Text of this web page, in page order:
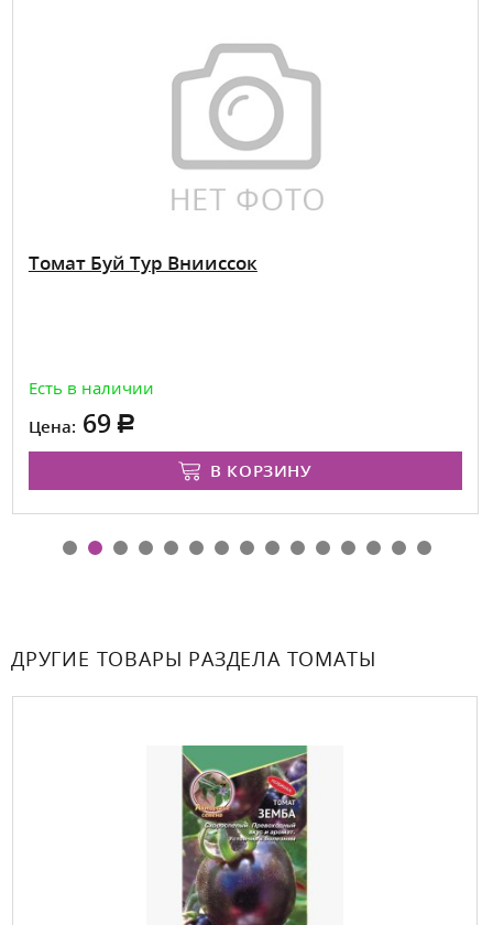
Томат Буй Тур Внииссок
Есть в наличии
Цена: 69
В КОРЗИНУ
ДРУГИЕ ТОВАРЫ РАЗДЕЛА ТОМАТЫ